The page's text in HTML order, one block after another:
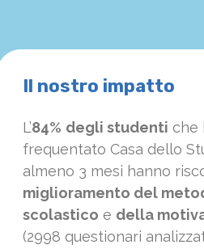
Il nostro impatto
L’84% degli studenti che
frequentato Casa dello
almeno 3 mesi hanno
miglioramento del
scolastico e della
(2998 questionari